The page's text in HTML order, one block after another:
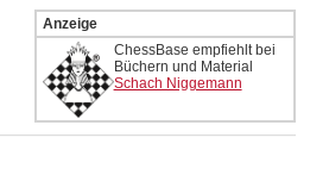
Anzeige
ChessBase empfiehlt bei
Büchern und Material
Schach Niggemann